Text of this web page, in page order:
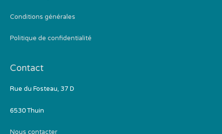
Conditions générales
Politique de confidentialité
Contact
Rue du Fosteau, 37 D
6530 Thuin
Nous contacter